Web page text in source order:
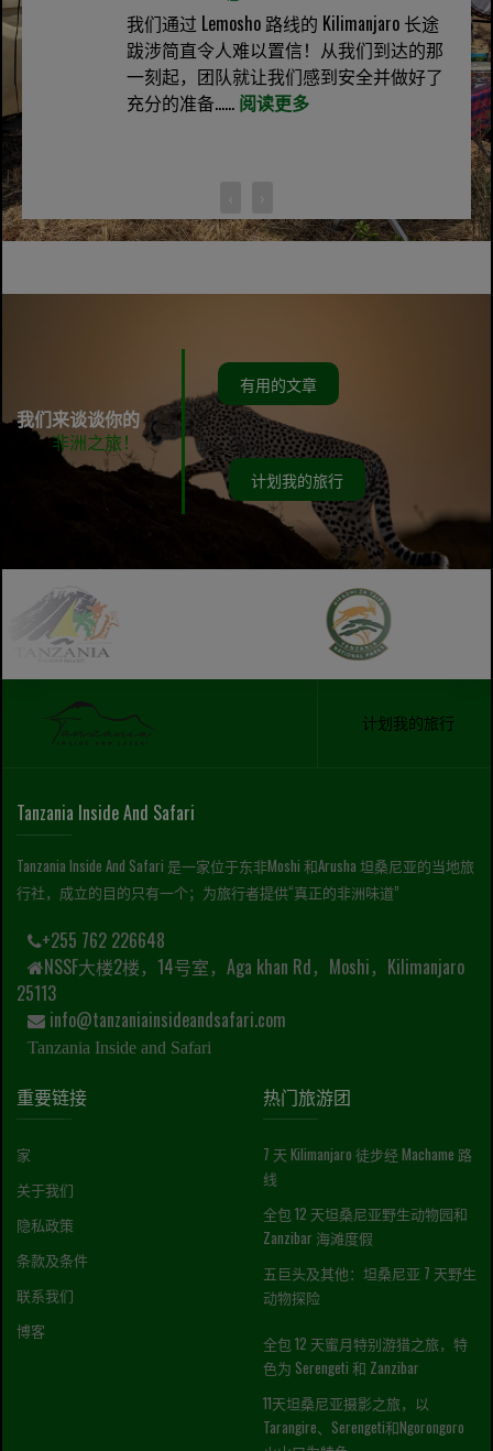
我们通过 Lemosho 路线的 Kilimanjaro 长途
跋涉简直令人难以置信！从我们到达的那
一刻起，团队就让我们感到安全并做好了
充分的准备...... 阅读更多
我们来谈谈你的
非洲之旅！
有用的文章
计划我的旅行
计划我的旅行
Tanzania Inside And Safari
Tanzania Inside And Safari 是一家位于东非Moshi 和Arusha 坦桑尼亚的当地旅
行社，成立的目的只有一个；为旅行者提供“真正的非洲味道”
+255 762 226648
NSSF大楼2楼，14号室，Aga khan Rd，Moshi，Kilimanjaro
25113
info@tanzaniainsideandsafari.com
Tanzania Inside and Safari
重要链接
家
关于我们
隐私政策
条款及条件
联系我们
博客
热门旅游团
7 天 Kilimanjaro 徒步经 Machame 路
线
全包 12 天坦桑尼亚野生动物园和
Zanzibar 海滩度假
五巨头及其他：坦桑尼亚 7 天野生
动物探险
全包 12 天蜜月特别游猎之旅，特
色为 Serengeti 和 Zanzibar
11天坦桑尼亚摄影之旅，以
Tarangire、Serengeti和Ngorongoro